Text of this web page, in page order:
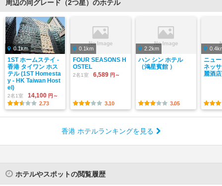
周辺の同グレード（2つ星）のホテル
0.1km
1ST ホームステイ -
香港 タイワン ホス
テル (1ST Homesta
y - HK Taiwan Host
el)
2名1室 14,100 円～
2.73
0.1km
FOUR SEASONS H
OSTEL
2名1室 6,589 円～
3.10
2.2km
ハン シン ホテル
（鴻星賓館 ）
3.05
ニュ
ネッ
麗酒
香港 ホテルランキングを見る
ホテルやスポットの閲覧履歴